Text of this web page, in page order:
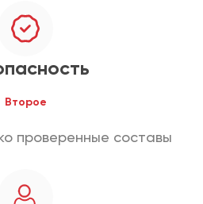
Второе
проверенные составы